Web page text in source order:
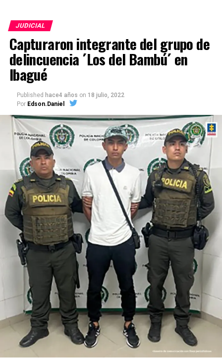
JUDICIAL
Capturaron integrante del grupo de
delincuencia ´Los del Bambú´ en
Ibagué
Published hace4 años on 18 julio, 2022
Por Edson.Daniel